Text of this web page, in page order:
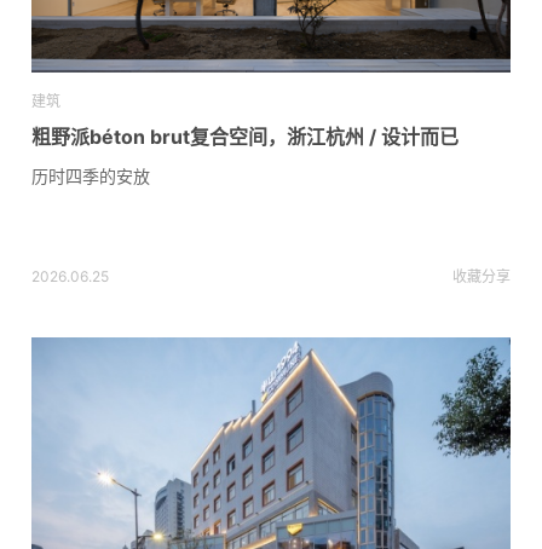
建筑
粗野派béton brut复合空间，浙江杭州 / 设计而已
历时四季的安放
2026.06.25 收藏分享